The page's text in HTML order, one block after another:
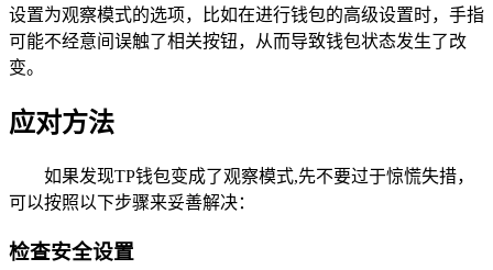
设置为观察模式的选项，比如在进行钱包的高级设置时，手指
可能不经意间误触了相关按钮，从而导致钱包状态发生了改
变。
应对方法
如果发现TP钱包变成了观察模式,先不要过于惊慌失措，
可以按照以下步骤来妥善解决：
检查安全设置